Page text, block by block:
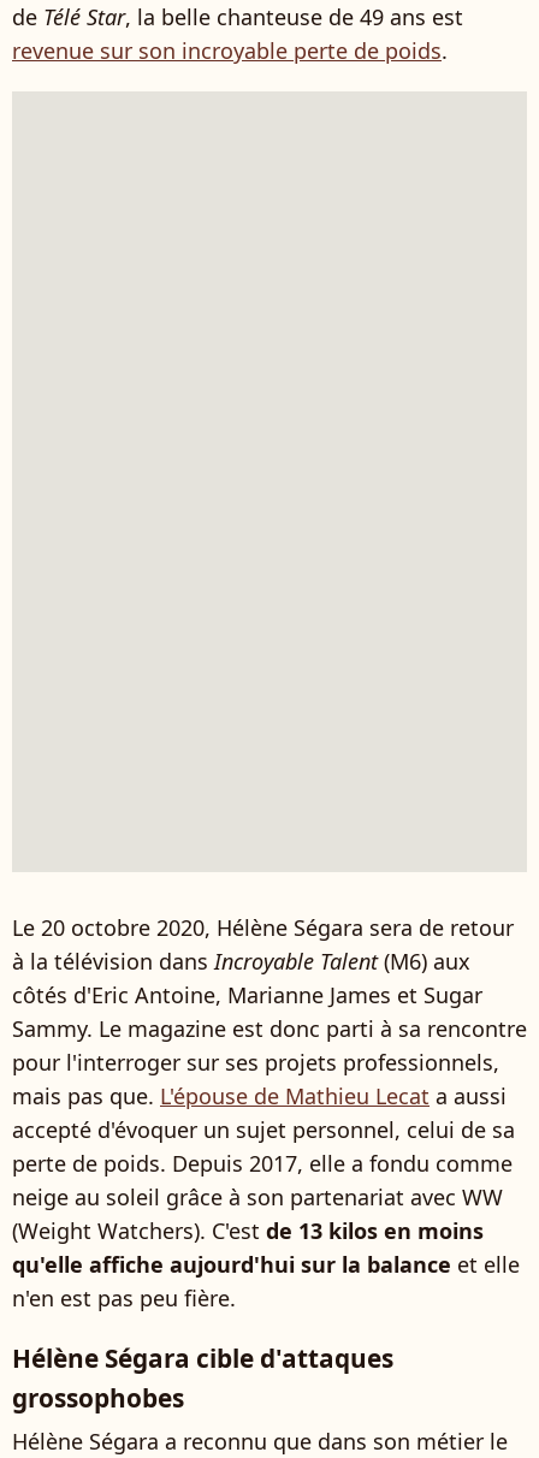
de Télé Star, la belle chanteuse de 49 ans est
revenue sur son incroyable perte de poids.
Le 20 octobre 2020, Hélène Ségara sera de retour
à la télévision dans Incroyable Talent(M6) aux
côtés d'Eric Antoine, Marianne James et Sugar
Sammy. Le magazine est donc parti à sa rencontre
pour l'interroger sur ses projets professionnels,
mais pas que. L'épouse de Mathieu Lecat a aussi
accepté d'évoquer un sujet personnel, celui de sa
perte de poids. Depuis 2017, elle a fondu comme
neige au soleil grâce à son partenariat avec WW
(Weight Watchers). C'est de 13 kilos en moins
qu'elle affiche aujourd'hui sur la balance et elle
n'en est pas peu fière.
Hélène Ségara cible d'attaques
grossophobes
Hélène Ségara a reconnu que dans son métier le